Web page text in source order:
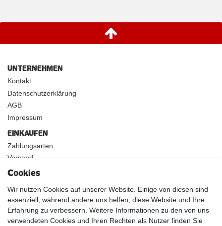
UNTERNEHMEN
Kontakt
Datenschutzerklärung
AGB
Impressum
EINKAUFEN
Zahlungsarten
Versand
Widerrufsrecht
INFOS
Kundenanwendungen
Physikalische Eigenschaften
Magnetismus von A-Z
Cookies
Wir nutzen Cookies auf unserer Website. Einige von diesen sind
essenziell, während andere uns helfen, diese Website und Ihre
Erfahrung zu verbessern. Weitere Informationen zu den von uns
verwendeten Cookies und Ihren Rechten als Nutzer finden Sie